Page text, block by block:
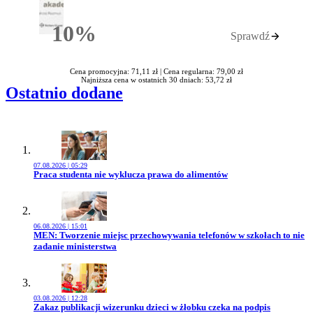
10%Rabatu Sprawdź
Cena promocyjna: 71,11 zł | Cena regularna: 79,00 zł
Najniższa cena w ostatnich 30 dniach: 53,72 zł
Ostatnio dodane
07.08.2026 | 05:29
Przejdź do artykułu:
Praca studenta nie wyklucza prawa do alimentów
06.08.2026 | 15:01
Przejdź do artykułu:
MEN: Tworzenie miejsc przechowywania telefonów w szkołach to nie
zadanie ministerstwa
03.08.2026 | 12:28
Przejdź do artykułu:
Zakaz publikacji wizerunku dzieci w żłobku czeka na podpis